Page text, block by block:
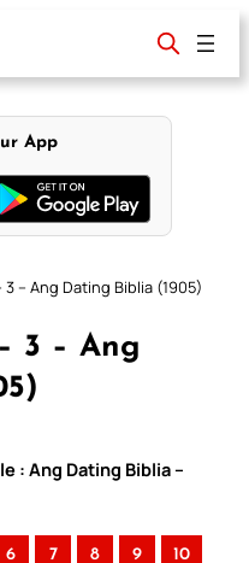
App
– Ang Dating Biblia (1905)
3 – Ang
: Ang Dating Biblia –
6 7 8 9 10